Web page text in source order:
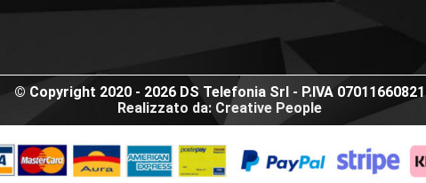
© Copyright 2020 - 2026 DS Telefonia Srl - P.IVA 07011660821
Realizzato da: Creative People